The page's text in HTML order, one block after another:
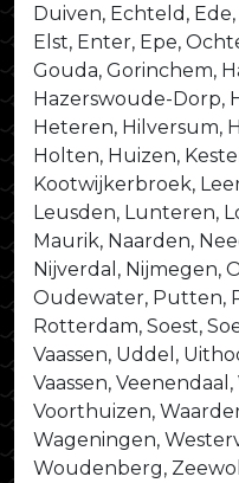
Duiven, Echteld,
Elst, Enter, Epe,
Gouda, Gorinchem,
Hazerswoude-Dorp,
Heteren, Hilversum,
Holten, Huizen,
Kootwijkerbroek,
Leusden, Lunteren,
Maurik, Naarden,
Nijverdal, Nijmegen,
Oudewater, Putten,
Rotterdam, Soest,
Vaassen, Uddel,
Vaassen,
Voorthuizen,
Wageningen,
Woudenberg,